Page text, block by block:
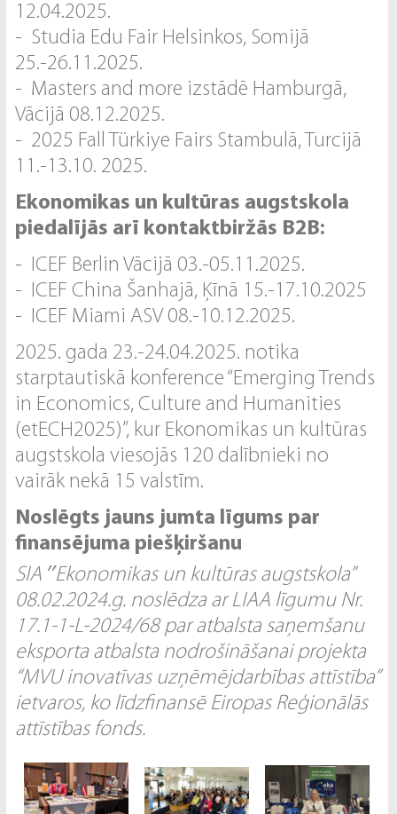
12.04.2025.
- Studia Edu Fair Helsinkos, Somijā
25.-26.11.2025.
- Masters and more izstādē Hamburgā,
Vācijā 08.12.2025.
- 2025 Fall Türkiye Fairs Stambulā, Turcijā
11.-13.10. 2025.
Ekonomikas un kultūras augstskola
piedalījās arī kontaktbiržās B2B:
- ICEF Berlin Vācijā 03.-05.11.2025.
- ICEF China Šanhajā, Ķīnā 15.-17.10.2025
- ICEF Miami ASV 08.-10.12.2025.
2025. gada 23.-24.04.2025. notika
starptautiskā konference “Emerging Trends
in Economics, Culture and Humanities
(etECH2025)”, kur Ekonomikas un kultūras
augstskola viesojās 120 dalībnieki no
vairāk nekā 15 valstīm.
Noslēgts jauns jumta līgums par
finansējuma piešķiršanu
SIA ′′Ekonomikas un kultūras augstskola”
08.02.2024.g. noslēdza ar LIAA līgumu Nr.
17.1-1-L-2024/68 par atbalsta saņemšanu
eksporta atbalsta nodrošināšanai projekta
“MVU inovatīvas uzņēmējdarbības attīstība”
ietvaros, ko līdzfinansē Eiropas Reģionālās
attīstības fonds.